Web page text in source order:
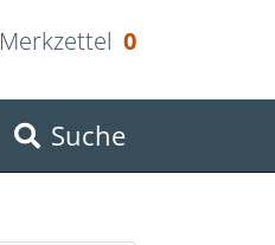
Merkzettel 0
Suche